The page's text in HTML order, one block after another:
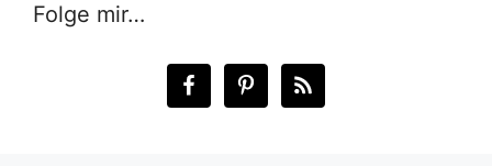
Folge mir…